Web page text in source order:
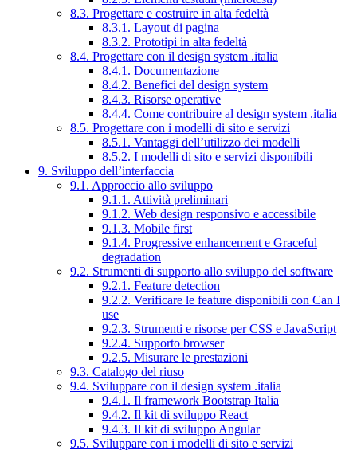
8.3. Progettare e costruire in alta fedeltà
8.3.1. Layout di pagina
8.3.2. Prototipi in alta fedeltà
8.4. Progettare con il design system .italia
8.4.1. Documentazione
8.4.2. Benefici del design system
8.4.3. Risorse operative
8.4.4. Come contribuire al design system .italia
8.5. Progettare con i modelli di sito e servizi
8.5.1. Vantaggi dell’utilizzo dei modelli
8.5.2. I modelli di sito e servizi disponibili
9. Sviluppo dell’interfaccia
9.1. Approccio allo sviluppo
9.1.1. Attività preliminari
9.1.2. Web design responsivo e accessibile
9.1.3. Mobile first
9.1.4. Progressive enhancement e Graceful
degradation
9.2. Strumenti di supporto allo sviluppo del software
9.2.1. Feature detection
9.2.2. Verificare le feature disponibili con Can I
use
9.2.3. Strumenti e risorse per CSS e JavaScript
9.2.4. Supporto browser
9.2.5. Misurare le prestazioni
9.3. Catalogo del riuso
9.4. Sviluppare con il design system .italia
9.4.1. Il framework Bootstrap Italia
9.4.2. Il kit di sviluppo React
9.4.3. Il kit di sviluppo Angular
9.5. Sviluppare con i modelli di sito e servizi